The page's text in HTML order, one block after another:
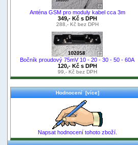
Anténa GSM pro moduly kabel cca 3m
349,- Kč s DPH
288,- Kč bez DPH
Bočník proudový 75mV 10 - 20 - 30 - 50 - 60A
120,- Kč s DPH
99,- Kč bez DPH
Hodnocení [více]
Napsat hodnocení tohoto zboží.